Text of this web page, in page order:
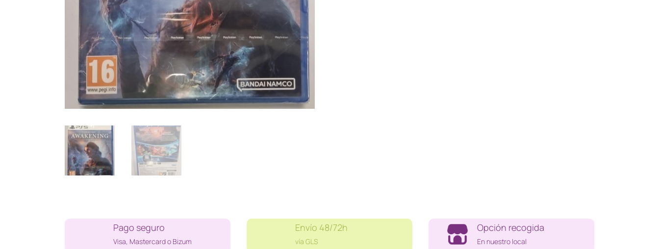
Pago seguro
Visa, Mastercard o Bizum
Envío 48/72h
vía GLS
Opción recogida
En nuestro local